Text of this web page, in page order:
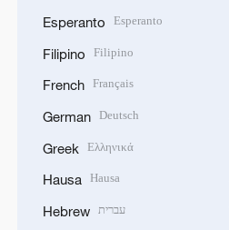
Esperanto Esperanto
Filipino Filipino
French Français
German Deutsch
Greek Ελληνικά
Hausa Hausa
Hebrew עברית